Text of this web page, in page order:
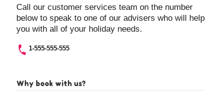
Call our customer services team on the number
below to speak to one of our advisers who will help
you with all of your holiday needs.
1-555-555-555
Why book with us?